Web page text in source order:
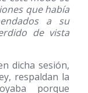
que había
a su
de vista
dicha sesión,
respaldan la
porque